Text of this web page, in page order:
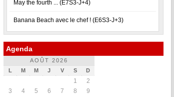
May the fourth ... (E7S3-J+4)
Banana Beach avec le chef ! (E6S3-J+3)
Agenda
AOÛT 2026
L
M M J V S D
1
2
3
4 5 6 7 8
9